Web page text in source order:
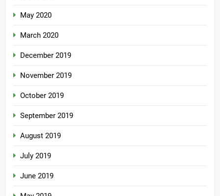
May 2020
March 2020
December 2019
November 2019
October 2019
September 2019
August 2019
July 2019
June 2019